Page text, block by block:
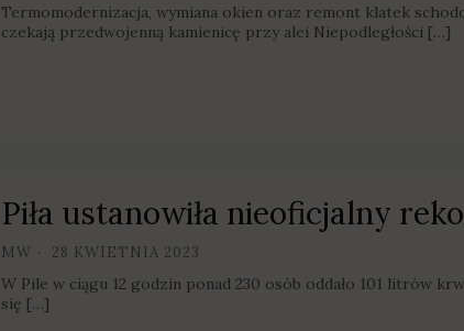
Termomodernizacja, wymiana okien oraz remont klatek
czekają przedwojenną kamienicę przy alei Niepodległości […]
Piła ustanowiła nieoficjalny
MW 28 KWIETNIA 2023
W Pile w ciągu 12 godzin ponad 230 osób oddało 101 litrów
się […]